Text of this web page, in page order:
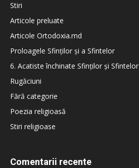
Stiri
Articole preluate
Articole Ortodoxia.md
Proloagele Sfinților și a Sfintelor
6. Acatiste închinate Sfinților și Sfintelor
Rugăciuni
Fără categorie
Poezia religioasă
Stiri religioase
Comentarii recente